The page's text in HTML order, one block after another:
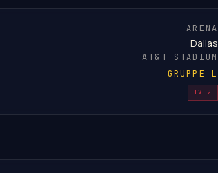
ARENA
Dallas
AT&T STADIUM
GRUPPE L
TV 2